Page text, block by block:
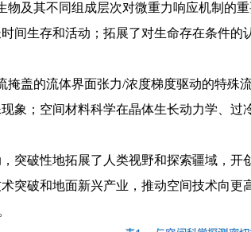
物及其不同组成层次对微重力响应机制
间生存和活动；拓展了对生命存在条件
掩盖的流体界面张力/浓度梯度驱动的特
象；空间材料科学在晶体生长动力学、
突破性地拓展了人类视野和探索疆域，
突破和地面新兴产业，推动空间技术向